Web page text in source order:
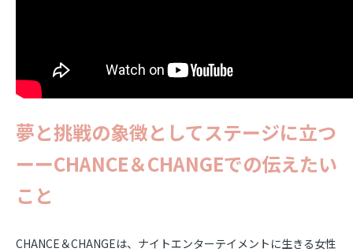
夢と挑戦の象徴としてステージに立つ
ーーCHANCE＆CHANGEでの伝えたい
こと
CHANCE＆CHANGEは、ナイトエンターテイメントに生きる女性